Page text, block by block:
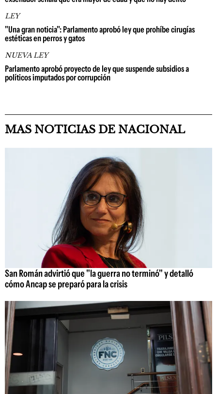
LEY
"Una gran noticia": Parlamento aprobó ley que prohíbe cirugías
estéticas en perros y gatos
NUEVA LEY
Parlamento aprobó proyecto de ley que suspende subsidios a
políticos imputados por corrupción
MAS NOTICIAS DE NACIONAL
San Román advirtió que "la guerra no terminó" y detalló
cómo Ancap se preparó para la crisis